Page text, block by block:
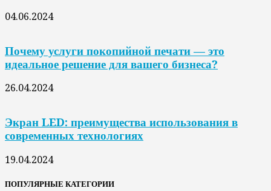
04.06.2024
Почему услуги покопийной печати — это
идеальное решение для вашего бизнеса?
26.04.2024
Экран LED: преимущества использования в
современных технологиях
19.04.2024
ПОПУЛЯРНЫЕ КАТЕГОРИИ